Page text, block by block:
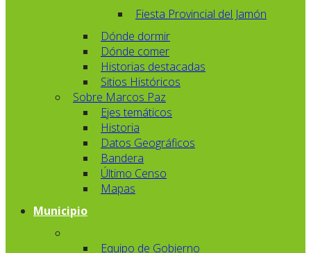
Fiesta Provincial del Jamón
Dónde dormir
Dónde comer
Historias destacadas
Sitios Históricos
Sobre Marcos Paz
Ejes temáticos
Historia
Datos Geográficos
Bandera
Último Censo
Mapas
Municipio
Equipo de Gobierno